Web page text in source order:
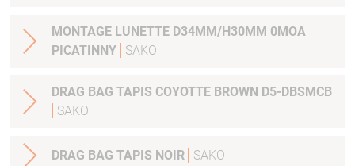
MONTAGE LUNETTE D34MM/H30MM 0MOA
PICATINNY
SAKO
DRAG BAG TAPIS COYOTTE BROWN D5-DBSMCB
SAKO
DRAG BAG TAPIS NOIR SAKO